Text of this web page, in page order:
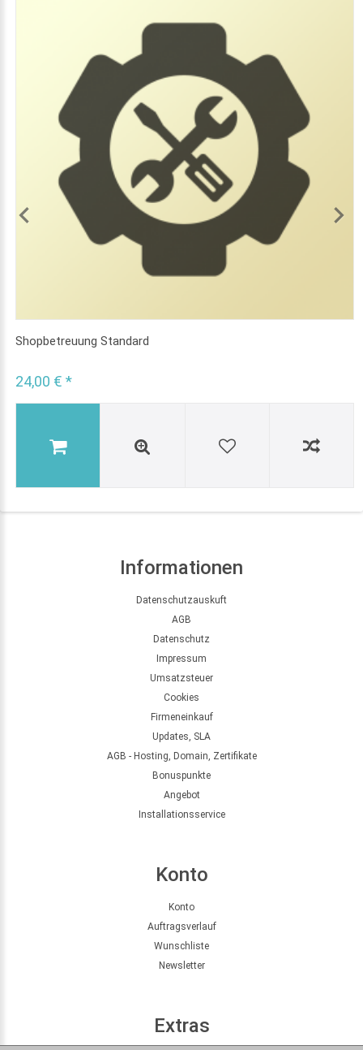
Shopbetreuung Standard
24,00 € *
Informationen
Datenschutzauskuft
AGB
Datenschutz
Impressum
Umsatzsteuer
Cookies
Firmeneinkauf
Updates, SLA
AGB - Hosting, Domain, Zertifikate
Bonuspunkte
Angebot
Installationsservice
Konto
Konto
Auftragsverlauf
Wunschliste
Newsletter
Extras